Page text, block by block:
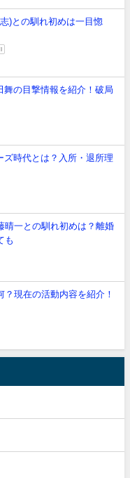
)との馴れ初めは一目惚
舞の目撃情報を紹介！破局
ズ時代とは？入所・退所理
晴一との馴れ初めは？離婚
も
？現在の活動内容を紹介！